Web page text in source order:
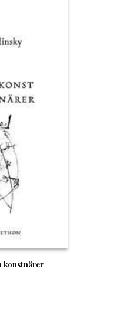
konstnärer